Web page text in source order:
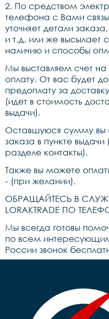
2. По средством
телефона с Вами
уточняет детали
и т.д. или же
наличию и способы
Мы выставляем счет
оплату. От вас будет
предоплату за
(идет в стоимость
выдачи).
Оставшуюся сумму вы
заказа в пункте
разделе контакты).
Также вы можете
- (при желании).
ОБРАЩАЙТЕСЬ В
LORAKTRADE ПО
Мы всегда готовы
по всем
России звонок